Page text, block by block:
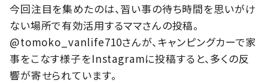
今回注目を集めたのは、習い事の待ち時間を思いがけ
ない場所で有効活用するママさんの投稿。
@tomoko_vanlife710さんが、キャンピングカーで家
事をこなす様子をInstagramに投稿すると、多くの反
響が寄せられています。